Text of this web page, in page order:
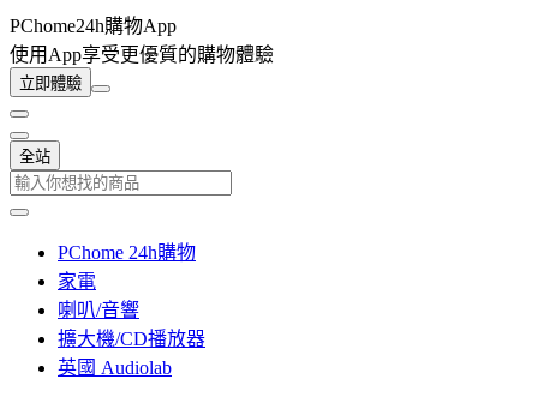
PChome24h購物App
使用App享受更優質的購物體驗
立即體驗
全站
PChome 24h購物
家電
喇叭/音響
擴大機/CD播放器
英國 Audiolab